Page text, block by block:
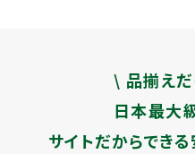
\ 品揃え
日本最大
サイトだからでき